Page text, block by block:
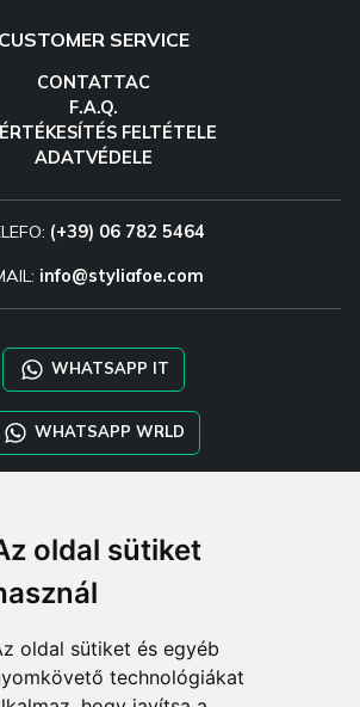
oldal sütiket
oldal sütiket és egyéb
technológiákat
CUSTOMER SERVICE
CONTATTAC
F.A.Q.
FELTÉTELE
ADATVÉDELE
(+39) 06 782 5464
info@styliafoe.com
WHATSAPP IT
WHATSAPP WRLD
SHOP B2B
MADE ORDERS
DROPSHIPPING
FELHASZNÁL
A CÍMEN